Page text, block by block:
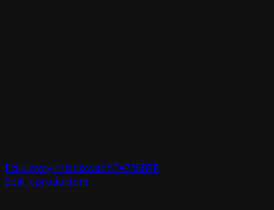
Exkluzívny hriankovač STA735BTR
Späť k produktom